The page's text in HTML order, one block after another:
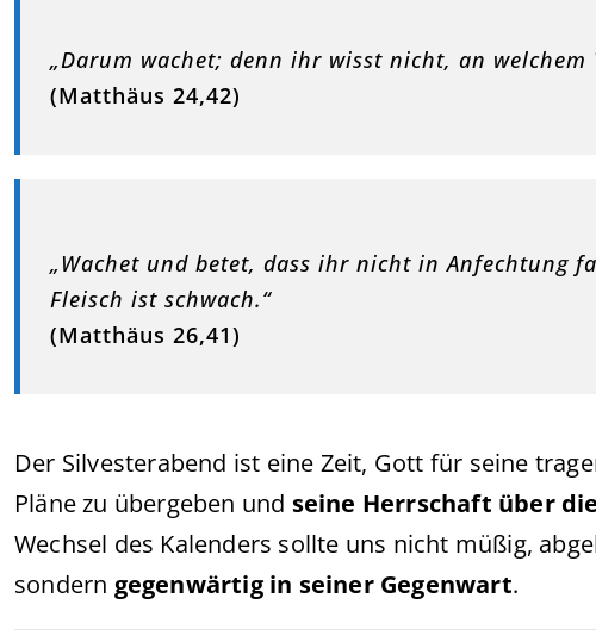
„Darum wachet; denn ihr wisst nicht, an welchem
(Matthäus 24,42)
„Wachet und betet, dass ihr nicht in Anfechtung
Fleisch ist schwach.“
(Matthäus 26,41)
Der Silvesterabend ist eine Zeit, Gott für seine
Pläne zu übergeben und seine Herrschaft über
Wechsel des Kalenders sollte uns nicht müßig,
sondern gegenwärtig in seiner Gegenwart.